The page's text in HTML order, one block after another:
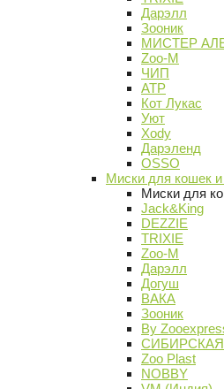
Дарэлл
Зооник
МИСТЕР
Zoo-M
ЧИП
АТР
Кот Лукас
Уют
Xody
Дарэленд
OSSO
Миски для кошек и
Миски для
Jack&King
DEZZIE
TRIXIE
Zoo-M
Дарэлл
Догуш
ВАКА
Зооник
By
Zoo Plast
NOBBY